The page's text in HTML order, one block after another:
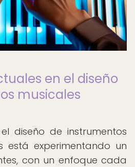
en el diseño
musicales
diseño de instrumentos
está experimentando un
con un enfoque cada